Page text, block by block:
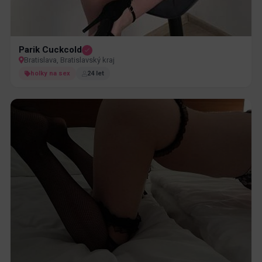
Parik Cuckcold
Bratislava, Bratislavský kraj
holky na sex 24 let